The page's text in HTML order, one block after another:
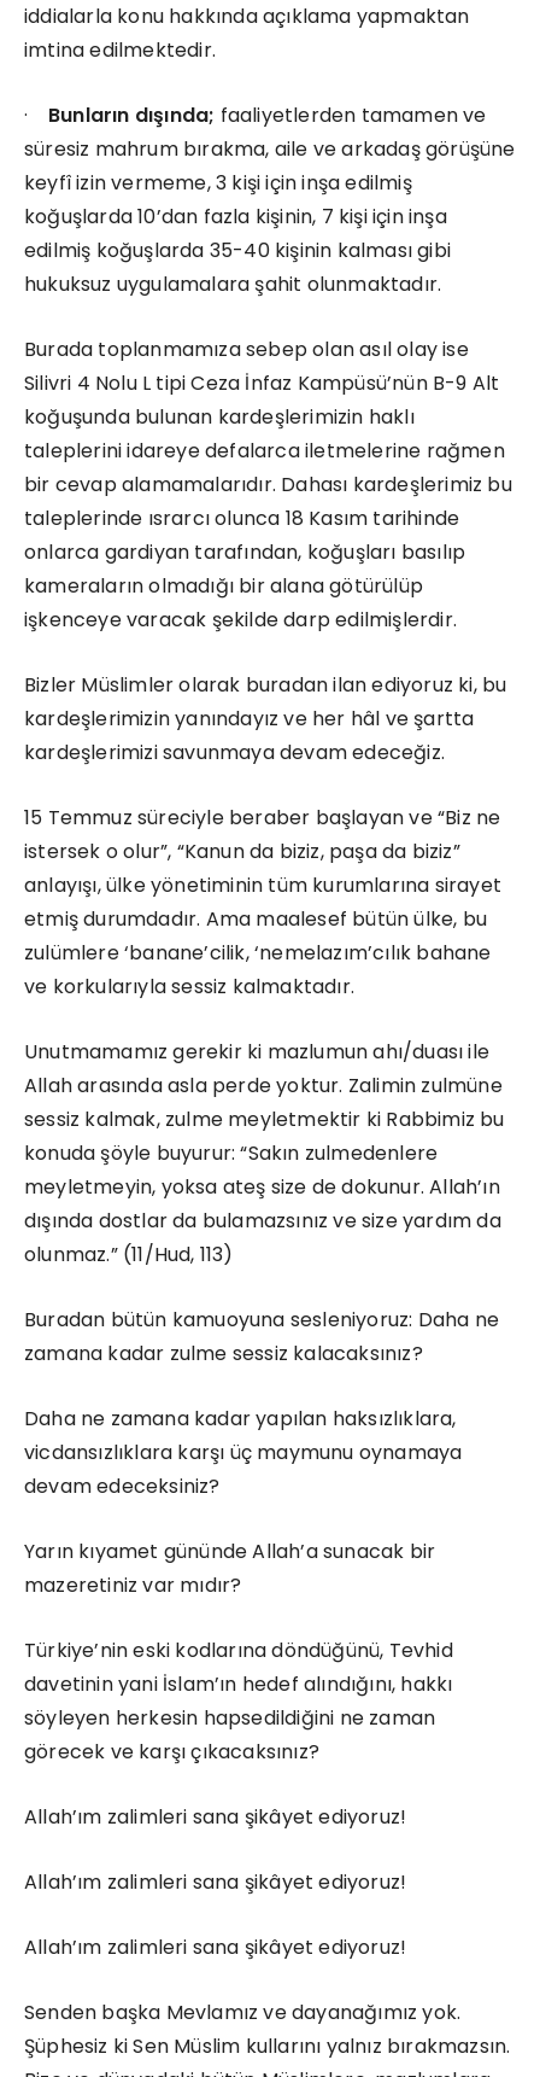
iddialarla konu hakkında açıklama yapmaktan
imtina edilmektedir.
· Bunların dışında; faaliyetlerden tamamen ve
süresiz mahrum bırakma, aile ve arkadaş görüşüne
keyfî izin vermeme, 3 kişi için inşa edilmiş
koğuşlarda 10’dan fazla kişinin, 7 kişi için inşa
edilmiş koğuşlarda 35-40 kişinin kalması gibi
hukuksuz uygulamalara şahit olunmaktadır.
Burada toplanmamıza sebep olan asıl olay ise
Silivri 4 Nolu L tipi Ceza İnfaz Kampüsü’nün B-9 Alt
koğuşunda bulunan kardeşlerimizin haklı
taleplerini idareye defalarca iletmelerine rağmen
bir cevap alamamalarıdır. Dahası kardeşlerimiz bu
taleplerinde ısrarcı olunca 18 Kasım tarihinde
onlarca gardiyan tarafından, koğuşları basılıp
kameraların olmadığı bir alana götürülüp
işkenceye varacak şekilde darp edilmişlerdir.
Bizler Müslimler olarak buradan ilan ediyoruz ki, bu
kardeşlerimizin yanındayız ve her hâl ve şartta
kardeşlerimizi savunmaya devam edeceğiz.
15 Temmuz süreciyle beraber başlayan ve “Biz ne
istersek o olur”, “Kanun da biziz, paşa da biziz”
anlayışı, ülke yönetiminin tüm kurumlarına sirayet
etmiş durumdadır. Ama maalesef bütün ülke, bu
zulümlere ‘banane’cilik, ‘nemelazım’cılık bahane
ve korkularıyla sessiz kalmaktadır.
Unutmamamız gerekir ki mazlumun ahı/duası ile
Allah arasında asla perde yoktur. Zalimin zulmüne
sessiz kalmak, zulme meyletmektir ki Rabbimiz bu
konuda şöyle buyurur: “Sakın zulmedenlere
meyletmeyin, yoksa ateş size de dokunur. Allah’ın
dışında dostlar da bulamazsınız ve size yardım da
olunmaz.” (11/Hud, 113)
Buradan bütün kamuoyuna sesleniyoruz: Daha ne
zamana kadar zulme sessiz kalacaksınız?
Daha ne zamana kadar yapılan haksızlıklara,
vicdansızlıklara karşı üç maymunu oynamaya
devam edeceksiniz?
Yarın kıyamet gününde Allah’a sunacak bir
mazeretiniz var mıdır?
Türkiye’nin eski kodlarına döndüğünü, Tevhid
davetinin yani İslam’ın hedef alındığını, hakkı
söyleyen herkesin hapsedildiğini ne zaman
görecek ve karşı çıkacaksınız?
Allah’ım zalimleri sana şikâyet ediyoruz!
Allah’ım zalimleri sana şikâyet ediyoruz!
Allah’ım zalimleri sana şikâyet ediyoruz!
Senden başka Mevlamız ve dayanağımız yok.
Şüphesiz ki Sen Müslim kullarını yalnız bırakmazsın.